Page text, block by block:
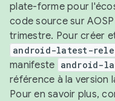
plate-forme pour
code source sur
trimestre. Pour créer
android-latest-
manifeste android-
référence à la version
Pour en savoir plus,